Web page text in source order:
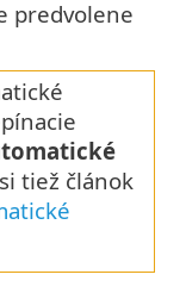
predvolene
tiež článok